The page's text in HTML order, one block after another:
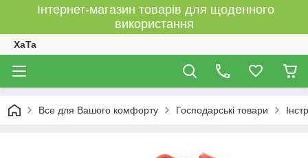
Інтернет-магазин товарів для щоденного
використання
XaTa
Все для Вашого комфорту Господарські товари